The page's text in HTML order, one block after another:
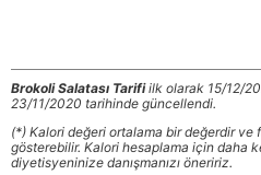
Brokoli Salatası Tarifiilk olarak 15/12/
23/11/2020 tarihinde güncellendi.
(*) Kalori değeri ortalama bir değerdir
gösterebilir. Kalori hesaplama için daha
diyetisyeninize danışmanızı öneririz.